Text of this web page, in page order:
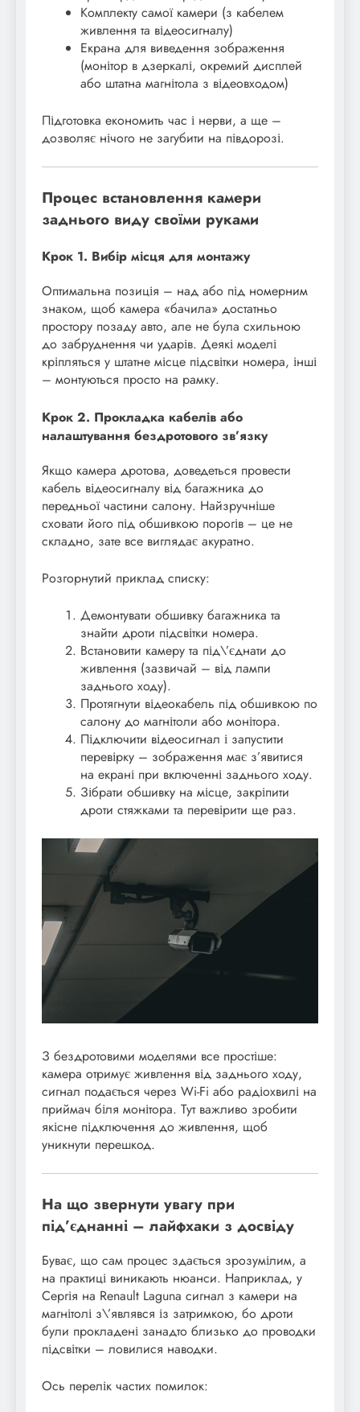
Комплекту самої камери (з кабелем
живлення та відеосигналу)
Екрана для виведення зображення
(монітор в дзеркалі, окремий дисплей
або штатна магнітола з відеовходом)
Підготовка економить час і нерви, а ще –
дозволяє нічого не загубити на півдорозі.
Процес встановлення камери
заднього виду своїми руками
Крок 1. Вибір місця для монтажу
Оптимальна позиція – над або під номерним
знаком, щоб камера «бачила» достатньо
простору позаду авто, але не була схильною
до забруднення чи ударів. Деякі моделі
кріпляться у штатне місце підсвітки номера, інші
– монтуються просто на рамку.
Крок 2. Прокладка кабелів або
налаштування бездротового зв’язку
Якщо камера дротова, доведеться провести
кабель відеосигналу від багажника до
передньої частини салону. Найзручніше
сховати його під обшивкою порогів – це не
складно, зате все виглядає акуратно.
Розгорнутий приклад списку:
Демонтувати обшивку багажника та
знайти дроти підсвітки номера.
Встановити камеру та під\’єднати до
живлення (зазвичай – від лампи
заднього ходу).
Протягнути відеокабель під обшивкою по
салону до магнітоли або монітора.
Підключити відеосигнал і запустити
перевірку – зображення має з’явитися
на екрані при включенні заднього ходу.
Зібрати обшивку на місце, закріпити
дроти стяжками та перевірити ще раз.
З бездротовими моделями все простіше:
камера отримує живлення від заднього ходу,
сигнал подається через Wi-Fi або радіохвилі на
приймач біля монітора. Тут важливо зробити
якісне підключення до живлення, щоб
уникнути перешкод.
На що звернути увагу при
під’єднанні – лайфхаки з досвіду
Буває, що сам процес здається зрозумілим, а
на практиці виникають нюанси. Наприклад, у
Сергія на Renault Laguna сигнал з камери на
магнітолі з\’являвся із затримкою, бо дроти
були прокладені занадто близько до проводки
підсвітки – ловилися наводки.
Ось перелік частих помилок: